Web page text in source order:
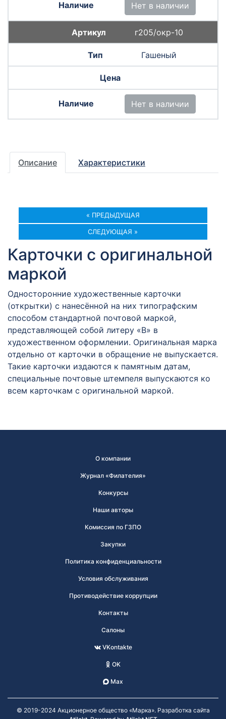
Нет в наличии
г205/окр-10
Гашеный
Нет в наличии
Описание Характеристики
« ПРЕДЫДУЩАЯ
СЛЕДУЮЩАЯ »
Карточки с оригинальной
маркой
Односторонние художественные карточки
(открытки) с нанесённой на них типографским
способом стандартной почтовой маркой,
представляющей собой литеру «В» в
художественном оформлении. Оригинальная марка
отдельно от карточки в обращение не выпускается.
Такие карточки издаются к памятным датам,
специальные почтовые штемпеля выпускаются ко
всем карточкам с оригинальной маркой.
О компании
Журнал «Филателия»
Конкурсы
Наши авторы
Комиссия по ГЗПО
Закупки
Политика конфиденциальности
Условия обслуживания
Противодействие коррупции
Контакты
Салоны
VKontakte
OK
Max
© 2019-2024 Акционерное общество «Марка». Разработка сайта